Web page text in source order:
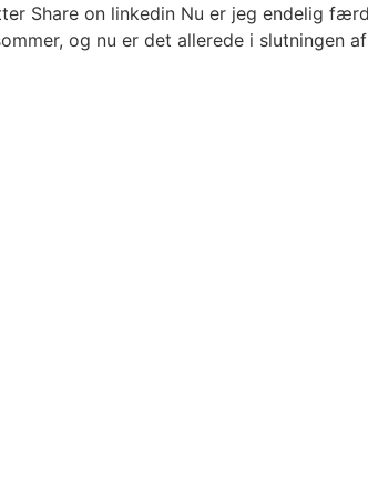
Share on linkedin Nu er jeg endelig
og nu er det allerede i slutningen